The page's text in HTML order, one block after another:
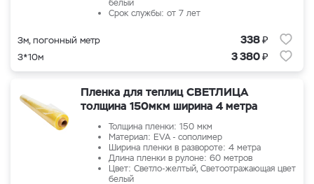
белый
Срок службы: от 7 лет
3м, погонный метр 338₽
3*10м 3 380₽
Пленка для теплиц СВЕТЛИЦА
толщина 150мкм ширина 4 метра
Толщина пленки: 150 мкм
Материал: EVA - сополимер
Ширина пленки в развороте: 4 метра
Длина пленки в рулоне: 60 метров
Цвет: Светло-желтый, Светоотражающая цвет
белый